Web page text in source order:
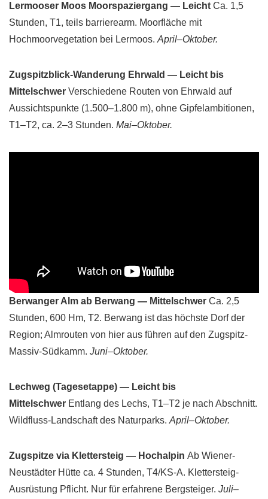
Lermooser Moos Moorspaziergang — Leicht Ca. 1,5
Stunden, T1, teils barrierearm. Moorfläche mit
Hochmoorvegetation bei Lermoos. April–Oktober.
Zugspitzblick-Wanderung Ehrwald — Leicht bis
Mittelschwer Verschiedene Routen von Ehrwald auf
Aussichtspunkte (1.500–1.800 m), ohne Gipfelambitionen,
T1–T2, ca. 2–3 Stunden. Mai–Oktober.
Berwanger Alm ab Berwang — Mittelschwer Ca. 2,5
Stunden, 600 Hm, T2. Berwang ist das höchste Dorf der
Region; Almrouten von hier aus führen auf den Zugspitz-
Massiv-Südkamm. Juni–Oktober.
Lechweg (Tagesetappe) — Leicht bis
Mittelschwer Entlang des Lechs, T1–T2 je nach Abschnitt.
Wildfluss-Landschaft des Naturparks. April–Oktober.
Zugspitze via Klettersteig — Hochalpin Ab Wiener-
Neustädter Hütte ca. 4 Stunden, T4/KS-A. Klettersteig-
Ausrüstung Pflicht. Nur für erfahrene Bergsteiger. Juli–